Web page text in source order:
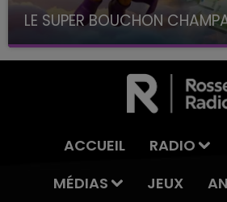
LE SUPER BOUCHON
avec La Famille Champagne
ACCUEIL RADIO
MÉDIAS
JEUX